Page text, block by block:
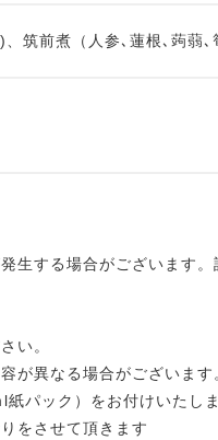
筑前煮（人参､蓮根､蒟蒻
生する場合がございます。
い。
が異なる場合がございます
パック）をお付けいたしま
をさせて頂きます